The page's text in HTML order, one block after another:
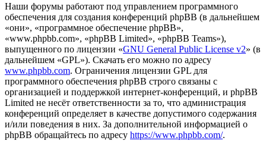
Наши форумы работают под управлением программного
обеспечения для создания конференций phpBB (в дальнейшем
«они», «программное обеспечение phpBB»,
«www.phpbb.com», «phpBB Limited», «phpBB Teams»),
выпущенного по лицензии «GNU General Public License v2» (в
дальнейшем «GPL»). Скачать его можно по адресу
www.phpbb.com. Ограничения лицензии GPL для
программного обеспечения phpBB строго связаны с
организацией и поддержкой интернет-конференций, и phpBB
Limited не несёт ответственности за то, что администрация
конференций определяет в качестве допустимого содержания
и/или поведения в них. За дополнительной информацией о
phpBB обращайтесь по адресу https://www.phpbb.com/.